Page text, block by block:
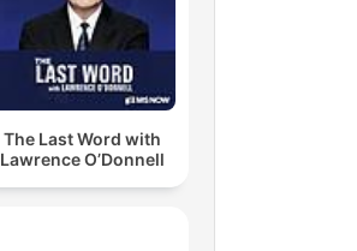
The Last Word with
Lawrence O’Donnell